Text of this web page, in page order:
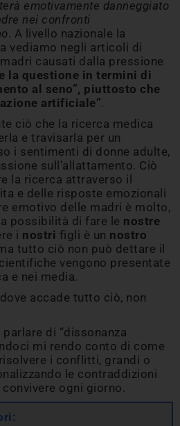
emotivamente danneggiato
nei confronti
. A livello nazionale la
vediamo negli articoli di
causati dalla pressione
la questione in termini di
al seno”, piuttosto che
artificiale”.
ciò che la ricerca medica
e travisarla per un
i sentimenti di donne adulte,
sull’allattamento. Ciò
la ricerca attraverso il
e delle risposte emozionali
emotivo delle madri è molto,
possibilità di fare le nostre
i nostri figli è un nostro
tutto ciò non può dettare il
vengono presentate
e nei media.
accade tutto ciò, non
di “dissonanza
mi rendo conto di come
i conflitti, grandi o
le contraddizioni
ogni giorno.